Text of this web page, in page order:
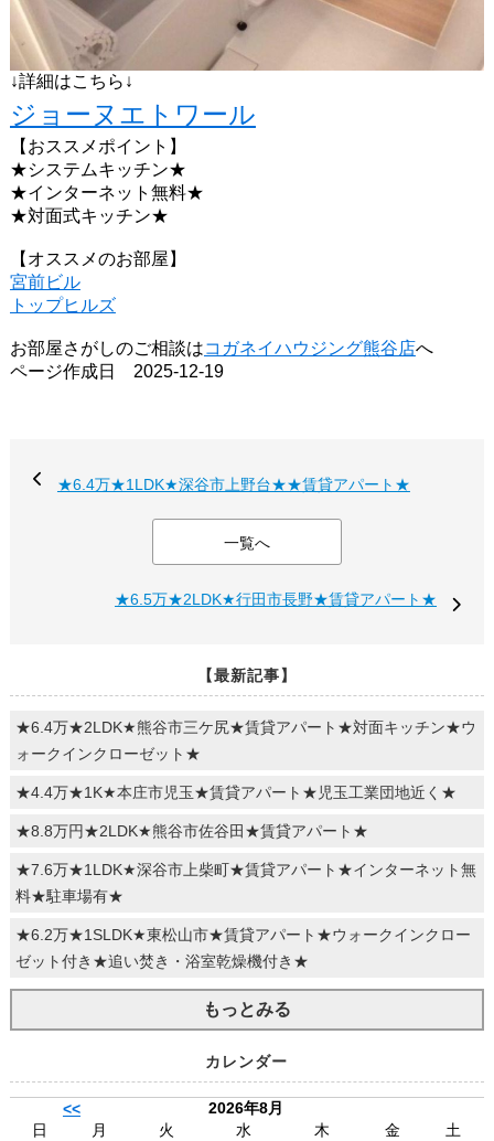
↓詳細はこちら↓
ジョーヌエトワール
【おススメポイント】
★システムキッチン★
★インターネット無料★
★対面式キッチン★
【オススメのお部屋】
宮前ビル
トップヒルズ
お部屋さがしのご相談はコガネイハウジング熊谷店へ
ページ作成日 2025-12-19
★6.4万★1LDK★深谷市上野台★★賃貸アパート★
一覧へ
★6.5万★2LDK★行田市長野★賃貸アパート★
【最新記事】
★6.4万★2LDK★熊谷市三ケ尻★賃貸アパート★対面キッチン★ウ
ォークインクローゼット★
★4.4万★1K★本庄市児玉★賃貸アパート★児玉工業団地近く★
★8.8万円★2LDK★熊谷市佐谷田★賃貸アパート★
★7.6万★1LDK★深谷市上柴町★賃貸アパート★インターネット無
料★駐車場有★
★6.2万★1SLDK★東松山市★賃貸アパート★ウォークインクロー
ゼット付き★追い焚き・浴室乾燥機付き★
もっとみる
カレンダー
<<
2026年8月
日
月 火 水 木 金
土